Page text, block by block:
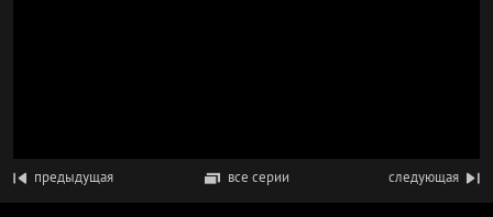
предыдущая все серии следующая